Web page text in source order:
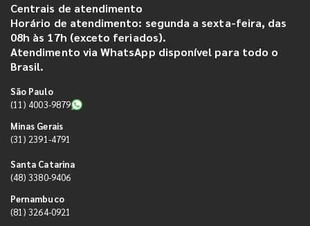
Centrais de atendimento
Horário de atendimento: segunda a sexta-feira, das
08h às 17h (exceto feriados).
Atendimento via WhatsApp disponível para todo o
Brasil.
São Paulo
(11) 4003-9879
Minas Gerais
(31) 2391-4791
Santa Catarina
(48) 3380-9406
Pernambuco
(81) 3264-0921